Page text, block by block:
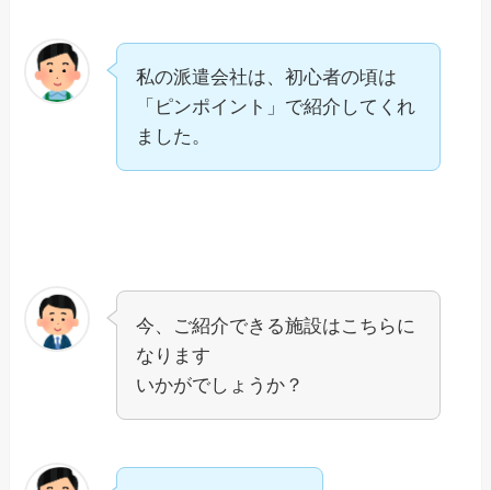
私の派遣会社は、初心者の頃は
「ピンポイント」で紹介してくれ
ました。
今、ご紹介できる施設はこちらに
なります
いかがでしょうか？